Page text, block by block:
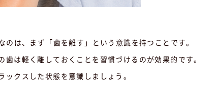
のは、まず「歯を離す」という意識を持つことです。
歯は軽く離しておくことを習慣づけるのが効果的です。
ックスした状態を意識しましょう。